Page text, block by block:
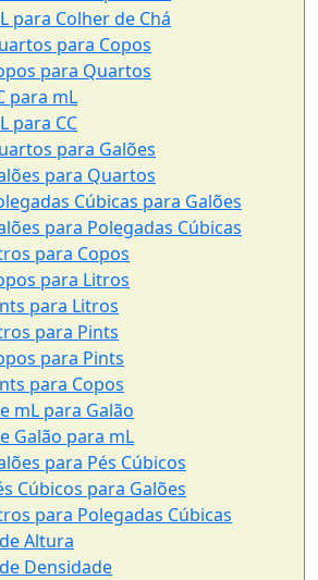
para Colher de Chá
para Copos
para Quartos
para mL
para CC
para Galões
para Quartos
Cúbicas para Galões
para Polegadas Cúbicas
para Copos
para Litros
para Litros
para Pints
para Pints
para Copos
mL para Galão
Galão para mL
para Pés Cúbicos
Cúbicos para Galões
para Polegadas Cúbicas
Altura
Densidade